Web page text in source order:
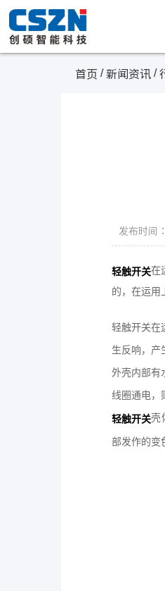
首页 /新闻资讯 /
发布时间
轻触开关在
的，在运用
轻触开关在
生反响，产
外壳内部有
线圈通电，
轻触开关壳
部发作的变